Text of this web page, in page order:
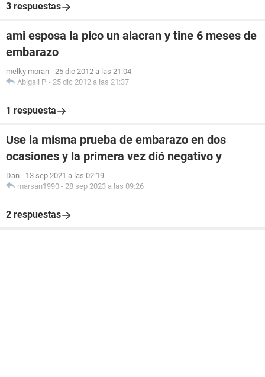
3 respuestas
ami esposa la pico un alacran y tine 6 meses de
embarazo
melky moran - 25 dic 2012 a las 21:04
Abigail P. - 25 dic 2012 a las 21:37
1 respuesta
Use la misma prueba de embarazo en dos
ocasiones y la primera vez dió negativo y
Dan - 13 sep 2021 a las 02:19
marsan1990 - 28 sep 2023 a las 09:26
2 respuestas